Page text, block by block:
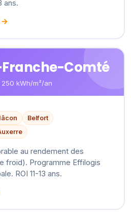
ans.
→
Comté
250 kWh/m²/an
Belfort
au rendement des
froid). Programme Effilogis
ROI 11-13 ans.